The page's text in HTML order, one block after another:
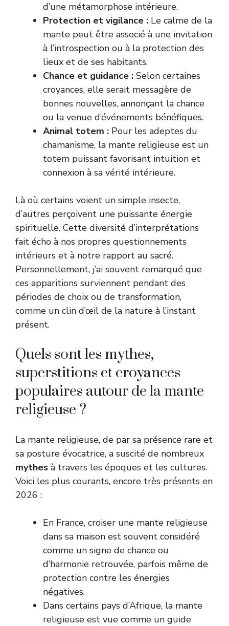
d’une métamorphose intérieure.
Protection et vigilance : Le calme de la
mante peut être associé à une invitation
à l’introspection ou à la protection des
lieux et de ses habitants.
Chance et guidance : Selon certaines
croyances, elle serait messagère de
bonnes nouvelles, annonçant la chance
ou la venue d’événements bénéfiques.
Animal totem : Pour les adeptes du
chamanisme, la mante religieuse est un
totem puissant favorisant intuition et
connexion à sa vérité intérieure.
Là où certains voient un simple insecte,
d’autres perçoivent une puissante énergie
spirituelle. Cette diversité d’interprétations
fait écho à nos propres questionnements
intérieurs et à notre rapport au sacré.
Personnellement, j’ai souvent remarqué que
ces apparitions surviennent pendant des
périodes de choix ou de transformation,
comme un clin d’œil de la nature à l’instant
présent.
Quels sont les mythes,
superstitions et croyances
populaires autour de la mante
religieuse ?
La mante religieuse, de par sa présence rare et
sa posture évocatrice, a suscité de nombreux
mythes à travers les époques et les cultures.
Voici les plus courants, encore très présents en
2026 :
En France, croiser une mante religieuse
dans sa maison est souvent considéré
comme un signe de chance ou
d’harmonie retrouvée, parfois même de
protection contre les énergies
négatives.
Dans certains pays d’Afrique, la mante
religieuse est vue comme un guide